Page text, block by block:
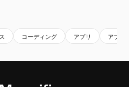
コーディング アプリ アプリ